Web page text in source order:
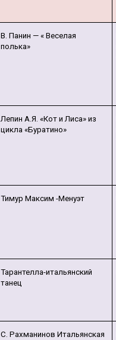
В. Панин — « Веселая
полька»
Лепин А.Я. «Кот и Лиса» из
цикла «Буратино»
Тимур Максим -Менуэт
Тарантелла-итальянский
танец
С. Рахманинов Итальянская